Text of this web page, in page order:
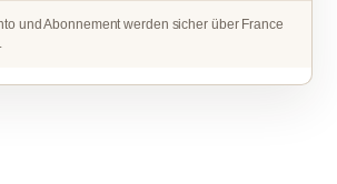
und Abonnement werden sicher über France